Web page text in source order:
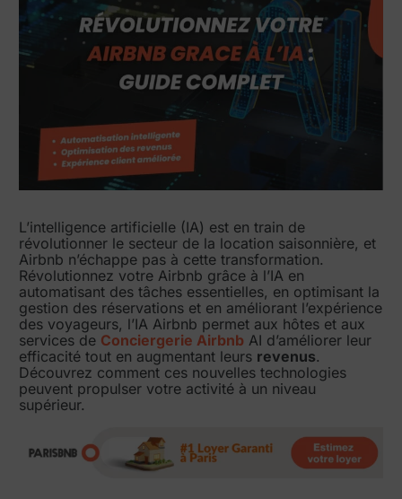
L’intelligence artificielle (IA) est en train de
révolutionner le secteur de la location saisonnière, et
Airbnb n’échappe pas à cette transformation.
Révolutionnez votre Airbnb grâce à l’IA en
automatisant des tâches essentielles, en optimisant la
gestion des réservations et en améliorant l’expérience
des voyageurs, l’IA Airbnb permet aux hôtes et aux
services de Conciergerie Airbnb AI d’améliorer leur
efficacité tout en augmentant leurs revenus.
Découvrez comment ces nouvelles technologies
peuvent propulser votre activité à un niveau
supérieur.